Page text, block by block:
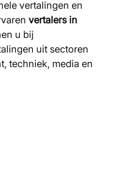
vertalingen en
vertalers in
u bij
uit sectoren
techniek, media en